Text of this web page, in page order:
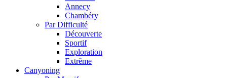
Annecy
Chambéry
Par Difficulté
Découverte
Sportif
Exploration
Extrême
Canyoning